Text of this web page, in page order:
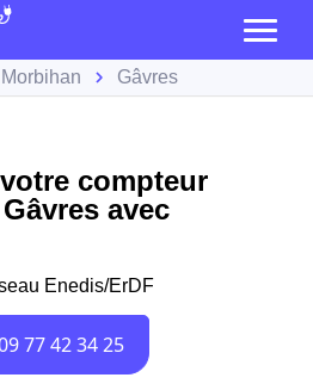
Morbihan Gâvres